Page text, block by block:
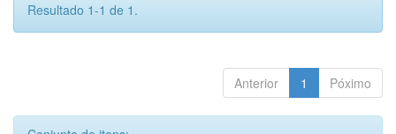
Resultado 1-1 de 1.
Anterior 1 Póximo